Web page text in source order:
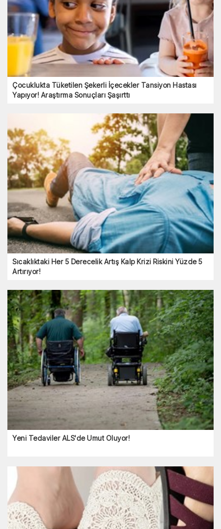
Çocuklukta Tüketilen Şekerli İçecekler Tansiyon Hastası
Yapıyor! Araştırma Sonuçları Şaşırttı
Sıcaklıktaki Her 5 Derecelik Artış Kalp Krizi Riskini Yüzde 5
Artırıyor!
Yeni Tedaviler ALS'de Umut Oluyor!